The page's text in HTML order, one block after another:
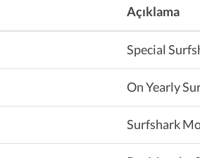
Açıklama
Special
On Yearly
Surfshark